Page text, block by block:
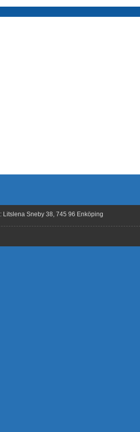
: Litslena Sneby 38, 745 96 Enköping